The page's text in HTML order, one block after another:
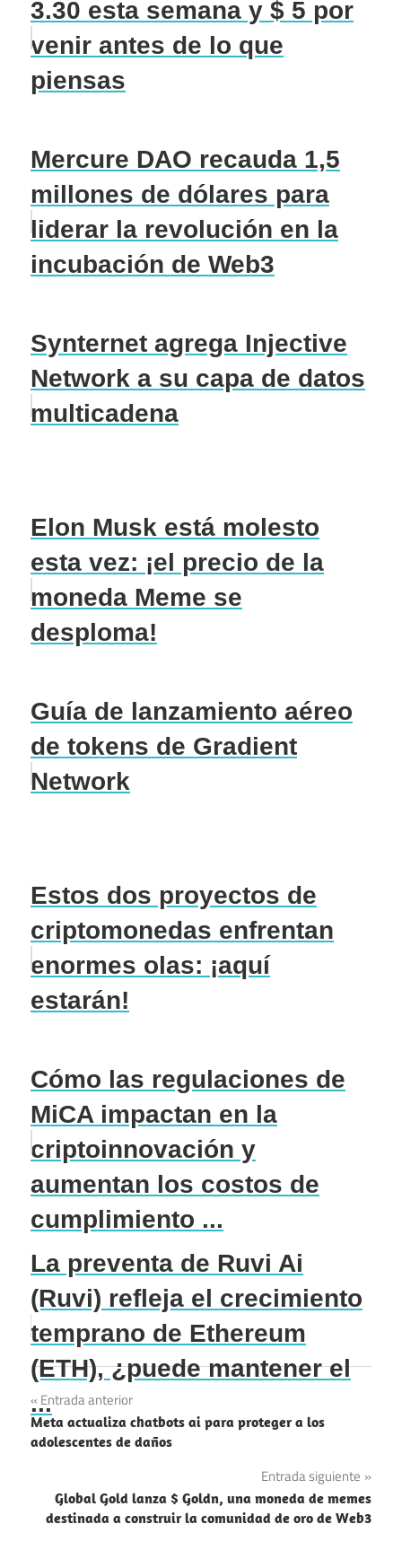
3.30 esta semana y $ 5 por
venir antes de lo que
piensas
Mercure DAO recauda 1,5
millones de dólares para
liderar la revolución en la
incubación de Web3
Synternet agrega Injective
Network a su capa de datos
multicadena
Elon Musk está molesto
esta vez: ¡el precio de la
moneda Meme se
desploma!
Guía de lanzamiento aéreo
de tokens de Gradient
Network
Estos dos proyectos de
criptomonedas enfrentan
enormes olas: ¡aquí
estarán!
Cómo las regulaciones de
MiCA impactan en la
criptoinnovación y
aumentan los costos de
cumplimiento ...
La preventa de Ruvi Ai
(Ruvi) refleja el crecimiento
temprano de Ethereum
(ETH), ¿puede mantener el
...
Navegación
de
Entrada anterior
Meta actualiza chatbots ai para proteger a los
adolescentes de daños
Entrada siguiente
Global Gold lanza $ Goldn, una moneda de memes
destinada a construir la comunidad de oro de Web3